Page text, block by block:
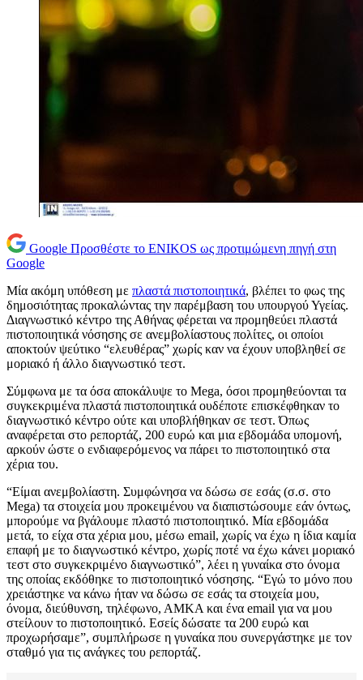
Google Προσθέστε το ENIKOS ως προτιμώμενη πηγή στη
Google
Μία ακόμη υπόθεση με πλαστά πιστοποιητικά, βλέπει το φως της
δημοσιότητας προκαλώντας την παρέμβαση του υπουργού Υγείας.
Διαγνωστικό κέντρο της Αθήνας φέρεται να προμηθεύει πλαστά
πιστοποιητικά νόσησης σε ανεμβολίαστους πολίτες, οι οποίοι
αποκτούν ψεύτικο “ελευθέρας” χωρίς καν να έχουν υποβληθεί σε
μοριακό ή άλλο διαγνωστικό τεστ.
Σύμφωνα με τα όσα αποκάλυψε το Mega, όσοι προμηθεύονται τα
συγκεκριμένα πλαστά πιστοποιητικά ουδέποτε επισκέφθηκαν το
διαγνωστικό κέντρο ούτε και υποβλήθηκαν σε τεστ. Όπως
αναφέρεται στο ρεπορτάζ, 200 ευρώ και μια εβδομάδα υπομονή,
αρκούν ώστε ο ενδιαφερόμενος να πάρει το πιστοποιητικό στα
χέρια του.
“Είμαι ανεμβολίαστη. Συμφώνησα να δώσω σε εσάς (σ.σ. στο
Mega) τα στοιχεία μου προκειμένου να διαπιστώσουμε εάν όντως,
μπορούμε να βγάλουμε πλαστό πιστοποιητικό. Μία εβδομάδα
μετά, το είχα στα χέρια μου, μέσω email, χωρίς να έχω η ίδια καμία
επαφή με το διαγνωστικό κέντρο, χωρίς ποτέ να έχω κάνει μοριακό
τεστ στο συγκεκριμένο διαγνωστικό”, λέει η γυναίκα στο όνομα
της οποίας εκδόθηκε το πιστοποιητικό νόσησης. “Εγώ το μόνο που
χρειάστηκε να κάνω ήταν να δώσω σε εσάς τα στοιχεία μου,
όνομα, διεύθυνση, τηλέφωνο, ΑΜΚΑ και ένα email για να μου
στείλουν το πιστοποιητικό. Εσείς δώσατε τα 200 ευρώ και
προχωρήσαμε”, συμπλήρωσε η γυναίκα που συνεργάστηκε με τον
σταθμό για τις ανάγκες του ρεπορτάζ.